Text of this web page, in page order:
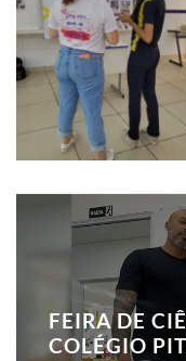
FEIRA DE
COLÉGIO